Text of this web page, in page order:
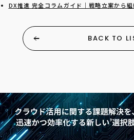
DX推進 完全コラムガイド｜戦略立案から
BACK TO